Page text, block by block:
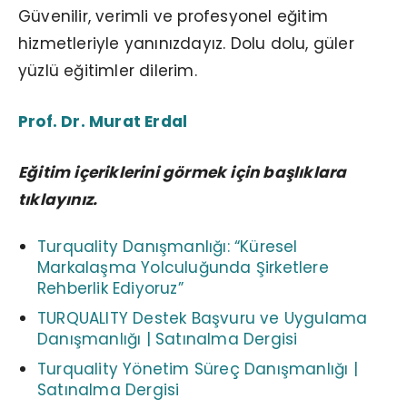
Güvenilir, verimli ve profesyonel eğitim
hizmetleriyle yanınızdayız. Dolu dolu, güler
yüzlü eğitimler dilerim.
Prof. Dr. Murat Erdal
Eğitim içeriklerini görmek için başlıklara
tıklayınız.
Turquality Danışmanlığı: “Küresel
Markalaşma Yolculuğunda Şirketlere
Rehberlik Ediyoruz”
TURQUALITY Destek Başvuru ve Uygulama
Danışmanlığı | Satınalma Dergisi
Turquality Yönetim Süreç Danışmanlığı |
Satınalma Dergisi